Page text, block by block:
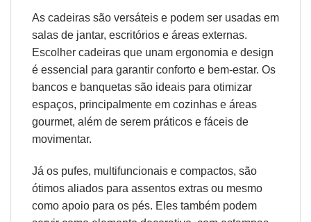
As cadeiras são versáteis e podem ser usadas em
salas de jantar, escritórios e áreas externas.
Escolher cadeiras que unam ergonomia e design
é essencial para garantir conforto e bem-estar. Os
bancos e banquetas são ideais para otimizar
espaços, principalmente em cozinhas e áreas
gourmet, além de serem práticos e fáceis de
movimentar.
Já os pufes, multifuncionais e compactos, são
ótimos aliados para assentos extras ou mesmo
como apoio para os pés. Eles também podem